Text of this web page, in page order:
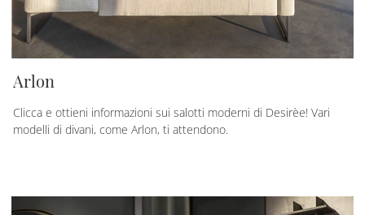
Arlon
Clicca e ottieni informazioni sui salotti moderni di Desirèe! Vari
modelli di divani, come Arlon, ti attendono.